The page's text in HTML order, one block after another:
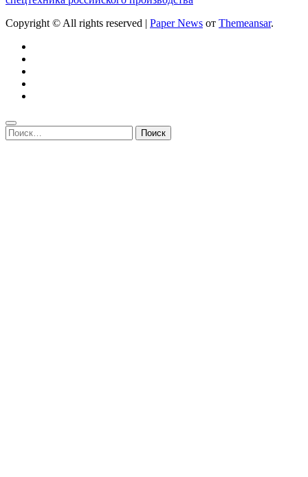
Copyright © All rights reserved | Paper News от Themeansar.
Найти: